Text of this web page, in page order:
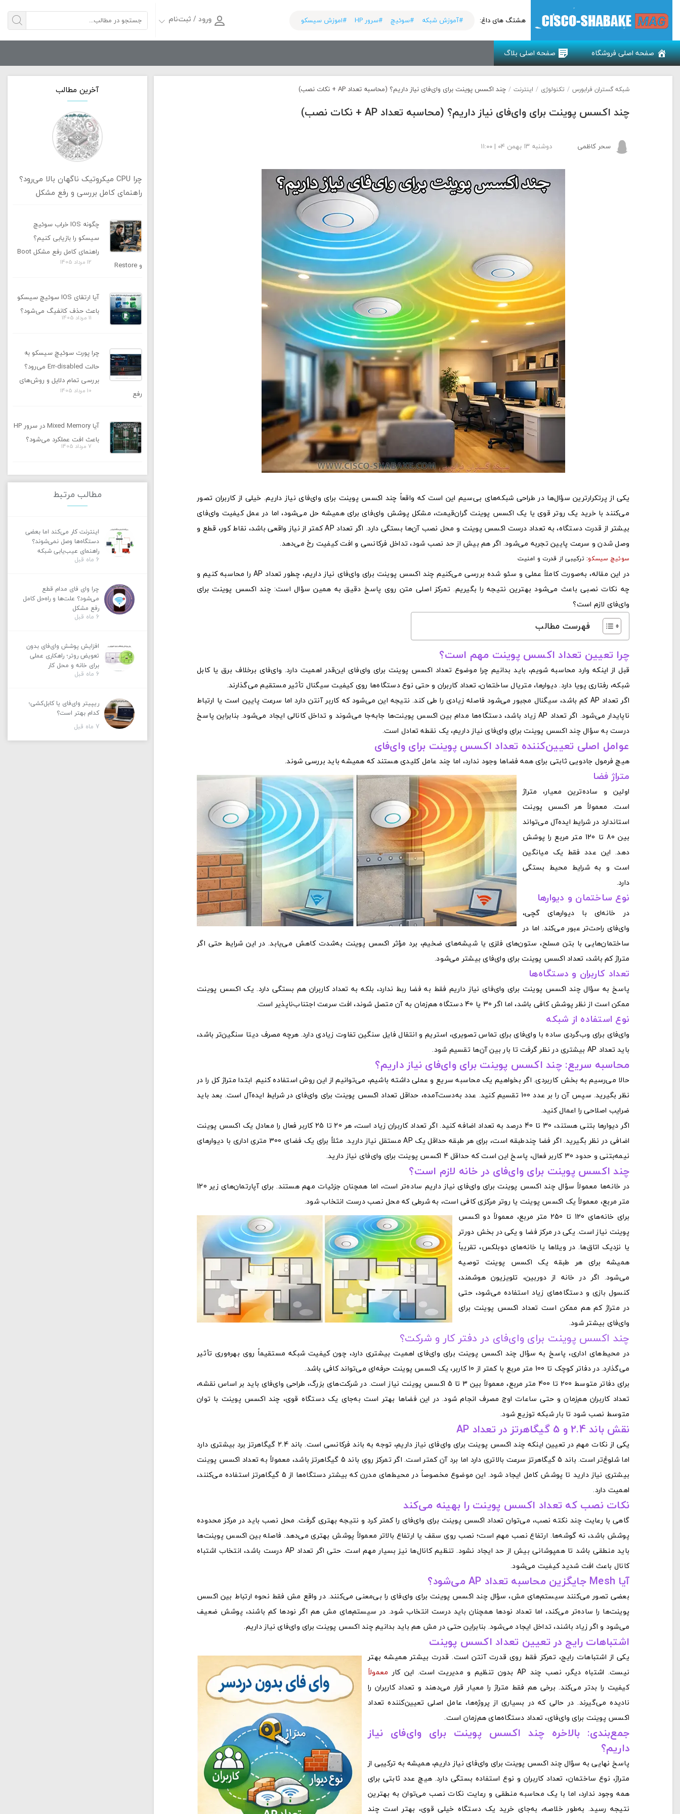
هشتگ های داغ: #آموزش شبکه #سوئیچ #سرور HP #اموزش سیسکو ورود / ثبت‌نام
صفحه اصلی فروشگاه صفحه اصلی بلاگ
شبکه گستران فرابورس / تکنولوژی / اینترنت / چند اکسس پوینت برای وای‌فای نیاز داریم؟ (محاسبه تعداد AP + نکات نصب)
چند اکسس پوینت برای وای‌فای نیاز داریم؟ (محاسبه تعداد AP + نکات نصب)
سحر کاظمی دوشنبه ۱۳ بهمن ۰۴ | ۱۱:۰۰
یکی از پرتکرارترین سؤال‌ها در طراحی شبکه‌های بی‌سیم این است که واقعاً چند اکسس پوینت برای وای‌فای نیاز داریم. خیلی از کاربران تصور
می‌کنند با خرید یک روتر قوی یا یک اکسس پوینت گران‌قیمت، مشکل پوشش وای‌فای برای همیشه حل می‌شود، اما در عمل کیفیت وای‌فای
بیشتر از قدرت دستگاه، به تعداد درست اکسس پوینت و محل نصب آن‌ها بستگی دارد. اگر تعداد AP کمتر از نیاز واقعی باشد، نقاط کور، قطع و
وصل شدن و سرعت پایین تجربه می‌شود. اگر هم بیش از حد نصب شود، تداخل فرکانسی و افت کیفیت رخ می‌دهد.
سوئیچ سیسکو: ترکیبی از قدرت و امنیت
در این مقاله، به‌صورت کاملاً عملی و سئو شده بررسی می‌کنیم چند اکسس پوینت برای وای‌فای نیاز داریم، چطور تعداد AP را محاسبه کنیم و
چه نکات نصبی باعث می‌شود بهترین نتیجه را بگیریم. تمرکز اصلی متن روی پاسخ دقیق به همین سؤال است: چند اکسس پوینت برای
وای‌فای لازم است؟
فهرست مطالب
چرا تعیین تعداد اکسس پوینت مهم است؟
قبل از اینکه وارد محاسبه شویم، باید بدانیم چرا موضوع تعداد اکسس پوینت برای وای‌فای این‌قدر اهمیت دارد. وای‌فای برخلاف برق یا کابل
شبکه، رفتاری پویا دارد. دیوارها، متریال ساختمان، تعداد کاربران و حتی نوع دستگاه‌ها روی کیفیت سیگنال تأثیر مستقیم می‌گذارند.
اگر تعداد AP کم باشد، سیگنال مجبور می‌شود فاصله زیادی را طی کند. نتیجه این می‌شود که کاربر آنتن دارد اما سرعت پایین است یا ارتباط
ناپایدار می‌شود. اگر تعداد AP زیاد باشد، دستگاه‌ها مدام بین اکسس پوینت‌ها جابه‌جا می‌شوند و تداخل کانالی ایجاد می‌شود. بنابراین پاسخ
درست به سؤال چند اکسس پوینت برای وای‌فای نیاز داریم، یک نقطه تعادل است.
عوامل اصلی تعیین‌کننده تعداد اکسس پوینت برای وای‌فای
هیچ فرمول جادویی ثابتی برای همه فضاها وجود ندارد، اما چند عامل کلیدی هستند که همیشه باید بررسی شوند.
متراژ فضا
اولین و ساده‌ترین معیار، متراژ
است. معمولاً هر اکسس پوینت
استاندارد در شرایط ایده‌آل می‌تواند
بین 80 تا 120 متر مربع را پوشش
دهد. این عدد فقط یک میانگین
است و به شرایط محیط بستگی
دارد.
نوع ساختمان و دیوارها
در خانه‌ای با دیوارهای گچی،
وای‌فای راحت‌تر عبور می‌کند. اما در
ساختمان‌هایی با بتن مسلح، ستون‌های فلزی یا شیشه‌های ضخیم، برد مؤثر اکسس پوینت به‌شدت کاهش می‌یابد. در این شرایط حتی اگر
متراژ کم باشد، تعداد اکسس پوینت برای وای‌فای بیشتر می‌شود.
تعداد کاربران و دستگاه‌ها
پاسخ به سؤال چند اکسس پوینت برای وای‌فای نیاز داریم فقط به فضا ربط ندارد، بلکه به تعداد کاربران هم بستگی دارد. یک اکسس پوینت
ممکن است از نظر پوشش کافی باشد، اما اگر 30 یا 40 دستگاه هم‌زمان به آن متصل شوند، افت سرعت اجتناب‌ناپذیر است.
نوع استفاده از شبکه
وای‌فای برای وب‌گردی ساده با وای‌فای برای تماس تصویری، استریم و انتقال فایل سنگین تفاوت زیادی دارد. هرچه مصرف دیتا سنگین‌تر باشد،
باید تعداد AP بیشتری در نظر گرفت تا بار بین آن‌ها تقسیم شود.
محاسبه سریع: چند اکسس پوینت برای وای‌فای نیاز داریم؟
حالا می‌رسیم به بخش کاربردی. اگر بخواهیم یک محاسبه سریع و عملی داشته باشیم، می‌توانیم از این روش استفاده کنیم. ابتدا متراژ کل را در
نظر بگیرید. سپس آن را بر عدد 100 تقسیم کنید. عدد به‌دست‌آمده، حداقل تعداد اکسس پوینت برای وای‌فای در شرایط ایده‌آل است. بعد باید
ضرایب اصلاحی را اعمال کنید.
اگر دیوارها بتنی هستند، 30 تا 40 درصد به تعداد اضافه کنید. اگر تعداد کاربران زیاد است، هر 20 تا 25 کاربر فعال را معادل یک اکسس پوینت
اضافی در نظر بگیرید. اگر فضا چندطبقه است، برای هر طبقه حداقل یک AP مستقل نیاز دارید. مثلاً برای یک فضای 300 متری اداری با دیوارهای
نیمه‌بتنی و حدود 30 کاربر فعال، پاسخ این است که حداقل 4 اکسس پوینت برای وای‌فای نیاز دارید.
چند اکسس پوینت برای وای‌فای در خانه لازم است؟
در خانه‌ها معمولاً سؤال چند اکسس پوینت برای وای‌فای نیاز داریم ساده‌تر است، اما همچنان جزئیات مهم هستند. برای آپارتمان‌های زیر 120
متر مربع، معمولاً یک اکسس پوینت یا روتر مرکزی کافی است، به شرطی که محل نصب درست انتخاب شود.
برای خانه‌های 120 تا 250 متر مربع، معمولاً دو اکسس
پوینت نیاز است. یکی در مرکز فضا و یکی در بخش دورتر
یا نزدیک اتاق‌ها. در ویلاها یا خانه‌های دوبلکس، تقریباً
همیشه برای هر طبقه یک اکسس پوینت توصیه
می‌شود. اگر در خانه از دوربین، تلویزیون هوشمند،
کنسول بازی و دستگاه‌های زیاد استفاده می‌شود، حتی
در متراژ کم هم ممکن است تعداد اکسس پوینت برای
وای‌فای بیشتر شود.
چند اکسس پوینت برای وای‌فای در دفتر کار و شرکت؟
در محیط‌های اداری، پاسخ به سؤال چند اکسس پوینت برای وای‌فای اهمیت بیشتری دارد، چون کیفیت شبکه مستقیماً روی بهره‌وری تأثیر
می‌گذارد. در دفاتر کوچک تا 100 متر مربع با کمتر از 10 کاربر، یک اکسس پوینت حرفه‌ای می‌تواند کافی باشد.
برای دفاتر متوسط 200 تا 400 متر مربع، معمولاً بین 3 تا 5 اکسس پوینت نیاز است. در شرکت‌های بزرگ، طراحی وای‌فای باید بر اساس نقشه،
تعداد کاربران هم‌زمان و حتی ساعات اوج مصرف انجام شود. در این فضاها بهتر است به‌جای یک دستگاه قوی، چند اکسس پوینت با توان
متوسط نصب شود تا بار شبکه توزیع شود.
نقش باند 2.4 و 5 گیگاهرتز در تعداد AP
یکی از نکات مهم در تعیین اینکه چند اکسس پوینت برای وای‌فای نیاز داریم، توجه به باند فرکانسی است. باند 2.4 گیگاهرتز برد بیشتری دارد
اما شلوغ‌تر است. باند 5 گیگاهرتز سرعت بالاتری دارد اما برد آن کمتر است. اگر تمرکز روی باند 5 گیگاهرتز باشد، معمولاً به تعداد اکسس پوینت
بیشتری نیاز دارید تا پوشش کامل ایجاد شود. این موضوع مخصوصاً در محیط‌های مدرن که بیشتر دستگاه‌ها از 5 گیگاهرتز استفاده می‌کنند،
اهمیت دارد.
نکات نصب که تعداد اکسس پوینت را بهینه می‌کند
گاهی با رعایت چند نکته نصب، می‌توان تعداد اکسس پوینت برای وای‌فای را کمتر کرد و نتیجه بهتری گرفت. محل نصب باید در مرکز محدوده
پوشش باشد، نه گوشه‌ها. ارتفاع نصب مهم است؛ نصب روی سقف یا ارتفاع بالاتر معمولاً پوشش بهتری می‌دهد. فاصله بین اکسس پوینت‌ها
باید منطقی باشد تا همپوشانی بیش از حد ایجاد نشود. تنظیم کانال‌ها نیز بسیار مهم است. حتی اگر تعداد AP درست باشد، انتخاب اشتباه
کانال باعث افت شدید کیفیت می‌شود.
آیا Mesh جایگزین محاسبه تعداد AP می‌شود؟
بعضی تصور می‌کنند سیستم‌های مش، سؤال چند اکسس پوینت برای وای‌فای را بی‌معنی می‌کنند. در واقع مش فقط نحوه ارتباط بین اکسس
پوینت‌ها را ساده‌تر می‌کند، اما تعداد نودها همچنان باید درست انتخاب شود. در سیستم‌های مش هم اگر نودها کم باشند، پوشش ضعیف
می‌شود و اگر زیاد باشند، تداخل ایجاد می‌شود. بنابراین حتی در مش هم باید بدانیم چند اکسس پوینت برای وای‌فای نیاز داریم.
اشتباهات رایج در تعیین تعداد اکسس پوینت
یکی از اشتباهات رایج، تمرکز فقط روی قدرت آنتن است. قدرت بیشتر همیشه بهتر
نیست. اشتباه دیگر، نصب چند AP بدون تنظیم و مدیریت است. این کار
معمولاً
کیفیت را بدتر می‌کند. برخی هم فقط متراژ را معیار قرار می‌دهند و تعداد کاربران را
نادیده می‌گیرند. در حالی که در بسیاری از پروژه‌ها، عامل اصلی تعیین‌کننده تعداد
اکسس پوینت برای وای‌فای، تعداد دستگاه‌های هم‌زمان است.
جمع‌بندی: بالاخره چند اکسس پوینت برای وای‌فای نیاز
داریم؟
پاسخ نهایی به سؤال چند اکسس پوینت برای وای‌فای نیاز داریم، همیشه به ترکیبی از
متراژ، نوع ساختمان، تعداد کاربران و نوع استفاده بستگی دارد. هیچ عدد ثابتی برای
همه وجود ندارد، اما با یک محاسبه منطقی و رعایت نکات نصب می‌توان به بهترین
نتیجه رسید. به‌طور خلاصه، به‌جای خرید یک دستگاه خیلی قوی، بهتر است چند
آخرین مطالب
چرا CPU میکروتیک ناگهان بالا می‌رود؟
راهنمای کامل بررسی و رفع مشکل
چگونه IOS خراب سوئیچ
سیسکو را بازیابی کنیم؟
راهنمای کامل رفع مشکل Boot
و Restore
12 مرداد 1405
آیا ارتقای IOS سوئیچ سیسکو
باعث حذف کانفیگ می‌شود؟
11 مرداد 1405
چرا پورت سوئیچ سیسکو به
حالت Err-disabled می‌رود؟
بررسی تمام دلایل و روش‌های
رفع
10 مرداد 1405
آیا Mixed Memory در سرور HP
باعث افت عملکرد می‌شود؟
7 مرداد 1405
مطالب مرتبط
اینترنت کار می‌کند اما بعضی
دستگاه‌ها وصل نمی‌شوند؟
راهنمای عیب‌یابی شبکه
6 ماه قبل
چرا وای فای مدام قطع
می‌شود؟ علت‌ها و راه‌حل کامل
رفع مشکل
6 ماه قبل
افزایش پوشش وای‌فای بدون
تعویض روتر؛ راهکاری عملی
برای خانه و محل کار
6 ماه قبل
ریپیتر وای‌فای یا کابل‌کشی؛
کدام بهتر است؟
7 ماه قبل